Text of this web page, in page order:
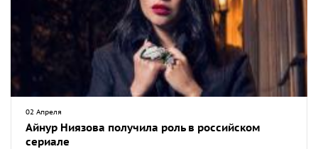
02 Апреля
Айнур Ниязова получила роль в российском
сериале